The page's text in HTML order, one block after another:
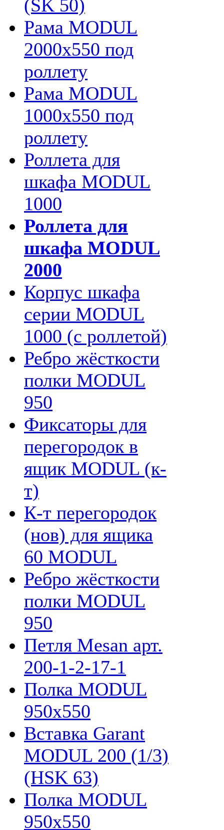
(SK 50)
Рама MODUL
2000х550 под
роллету
Рама MODUL
1000х550 под
роллету
Роллета для
шкафа MODUL
1000
Роллета для
шкафа MODUL
2000
Корпус шкафа
серии MODUL
1000 (с роллетой)
Ребро жёсткости
полки MODUL
950
Фиксаторы для
перегородок в
ящик MODUL (к-
т)
К-т перегородок
(нов) для ящика
60 MODUL
Ребро жёсткости
полки MODUL
950
Петля Mesan арт.
200-1-2-17-1
Полка MODUL
950х550
Вставка Garant
MODUL 200 (1/3)
(HSK 63)
Полка MODUL
950х550